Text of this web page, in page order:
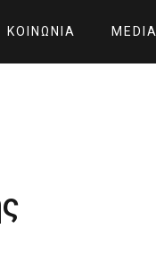
ΚΟΙΝΩΝΊΑ MEDIA